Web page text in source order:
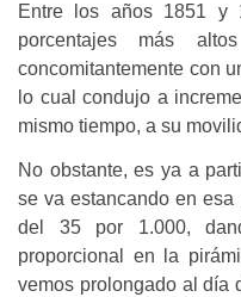
Entre los años 1851 y
porcentajes más
concomitantemente con
lo cual condujo a
mismo tiempo, a su
No obstante, es ya a
se va estancando en
del 35 por 1.000,
proporcional en la
vemos prolongado al día